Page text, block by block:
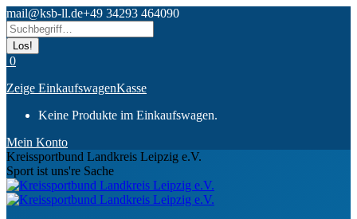
Zum
Inhalt
springen
mail@ksb-ll.de+49 34293 464090
Search:
0
Zeige EinkaufswagenKasse
Keine Produkte im Einkaufswagen.
Mein Konto
Kreissportbund Landkreis Leipzig e.V.
Sport ist uns're Sache